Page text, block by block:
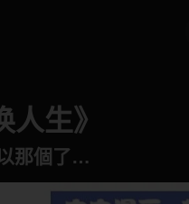
人生》
那個了…